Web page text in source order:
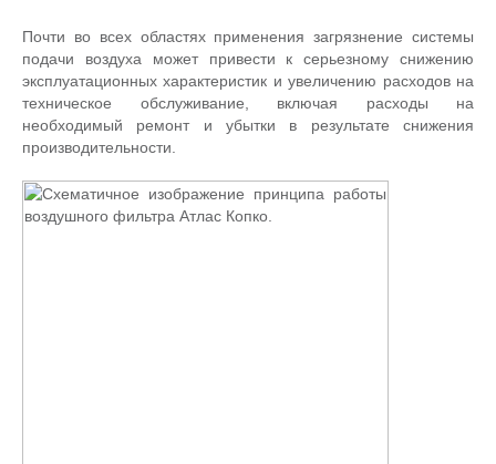
Почти во всех областях применения загрязнение системы
подачи воздуха может привести к серьезному снижению
эксплуатационных характеристик и увеличению расходов на
техническое обслуживание, включая расходы на
необходимый ремонт и убытки в результате снижения
производительности.